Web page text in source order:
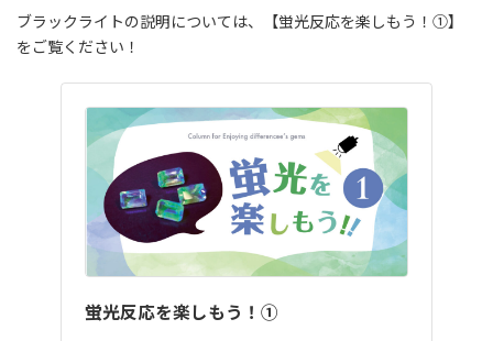
ブラックライトの説明については、【蛍光反応を楽しもう！①】
をご覧ください！
蛍光反応を楽しもう！①